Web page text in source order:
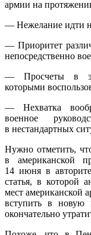
армии на
— Нежелание идти
— Приоритет
непосредственно
— Просчеты в
которыми
— Нехватка
военное
в нестандартных
Нужно отметить,
в американской
14 июня в
статья, в которой
мест американской
вступить в новую
окончательно